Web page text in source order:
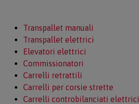
Transpallet manuali
Transpallet elettrici
Elevatori elettrici
Commissionatori
Carrelli retrattili
Carrelli per corsie strette
Carrelli controbilanciati elettrici